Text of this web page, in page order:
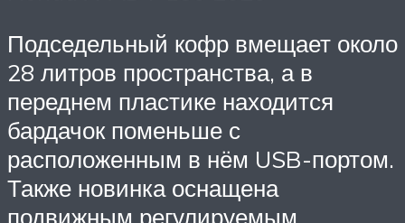
Подседельный кофр вмещает около
28 литров пространства, а в
переднем пластике находится
бардачок поменьше с
расположенным в нём USB-портом.
Также новинка оснащена
подвижным регулируемым